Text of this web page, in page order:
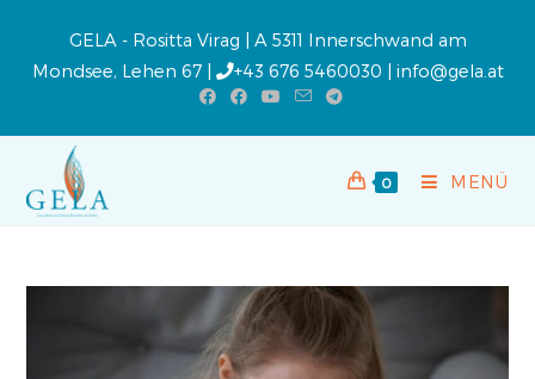
GELA - Rositta Virag | A 5311 Innerschwand am
Mondsee, Lehen 67 |
+43 676 5460030 | info@gela.at
0 MENÜ